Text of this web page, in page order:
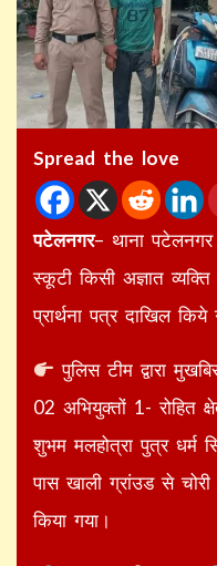
Spread the love
पटेलनगर– थाना पटेलनगर
स्कूटी किसी अज्ञात
प्रार्थना पत्र दाखिल
पुलिस टीम द्वारा
02 अभियुक्तों 1- रोहित
शुभम मलहोत्रा पुत्र धर्म
पास खाली ग्रांउड से
किया गया।